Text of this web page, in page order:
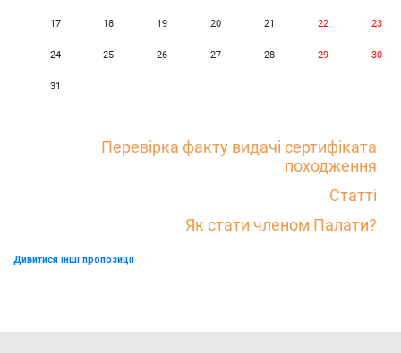
17 18 19 20 21 22 23
24 25 26 27 28 29 30
31
Перевірка факту видачі сертифіката
походження
Статті
Як стати членом Палати?
Дивитися інші пропозиції